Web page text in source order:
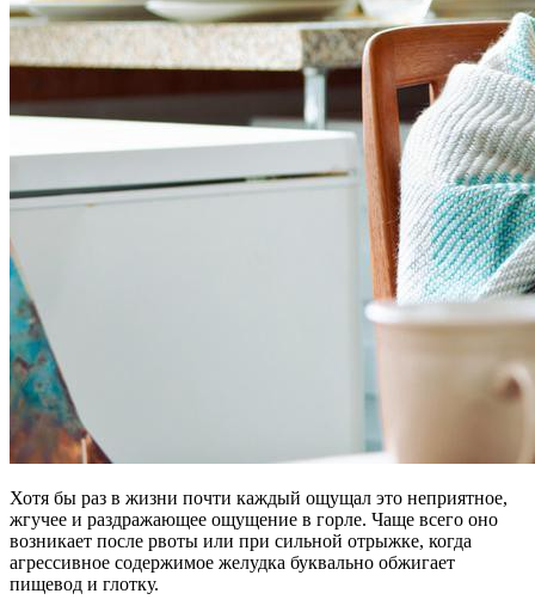
Хотя бы раз в жизни почти каждый ощущал это неприятное,
жгучее и раздражающее ощущение в горле. Чаще всего оно
возникает после рвоты или при сильной отрыжке, когда
агрессивное содержимое желудка буквально обжигает
пищевод и глотку.